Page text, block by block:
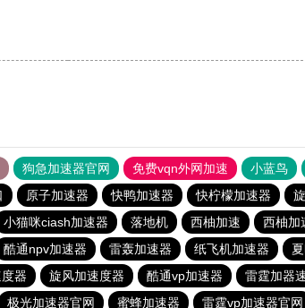
狗急加速器官网 免费vqn外网加速 小蓝鸟
原子加速器 快鸭加速器 快柠檬加速器
小猫咪ciash加速器 落地机 西柚加速 西柚加
酷通npv加速器 雷轰加速器 纸飞机加速器
器 旋风加速度器 酷通vp加速器 雷霆加器
极光加速器官网 蜜蜂加速器 雷霆vp加速器官网